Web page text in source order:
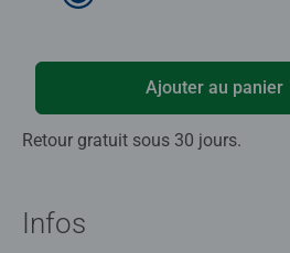
Ajouter au panier
Retour gratuit sous 30 jours.
Infos